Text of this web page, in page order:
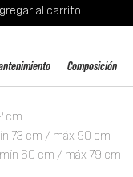
al carrito
Composición
cm
73 cm / máx 90 cm
mín 60 cm / máx 79 cm